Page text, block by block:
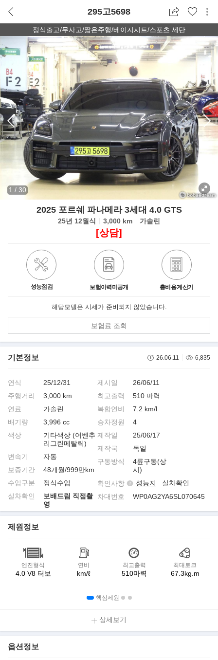
295고5698
정식출고/무사고/짧은주행/베이지시트/스포츠 세단
1 / 30
2025 포르쉐 파나메라 3세대 4.0 GTS
25년 12월식 3,000 km 가솔린
[상담]
성능점검 보험이력미공개 총비용 계산기
해당모델은 시세가 준비되지 않았습니다.
보험료 조회
기본정보 26.06.11 6,835
연식
25/12/31
주행거리
3,000 km
연료
가솔린
배기량
3,996 cc
색상
기타색상 (어벤추
리그린메탈릭)
변속기
자동
보증기간
48개월/999만km
수입구분
정식수입
실차확인
보배드림 직접촬
영
제시일
26/06/11
최고출력
510 마력
복합연비
7.2 km/l
승차정원
4
제작일
25/06/17
제작국
독일
구동방식
4륜구동(상
시)
확인사항
성능지
실차확인
차대번호
WP0AG2YA6SL070645
제원정보
엔진형식
4.0 V8 터보
연비
km/ℓ
최고출력
510마력
최대토크
67.3kg.m
핵심제원
상세보기
옵션정보